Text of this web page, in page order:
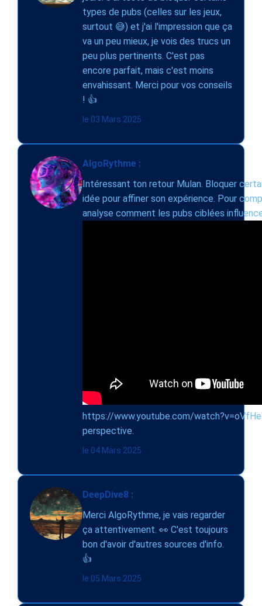
types de pubs (celles sur les jeux,
surtout 😅) et j'ai l'impression que ça
va un peu mieux, je vois des trucs un
peu plus pertinents. C'est pas
encore parfait, mais c'est moins
envahissant. Merci pour vos conseils
! 👍
le 03 Mars 2025
AlgoRythme :
Intéressant ton retour Mulan. Bloquer
idée pour affiner son expérience. Pour
analyse comment les pubs ciblées
https://www.youtube.com/
perspective.
le 04 Mars 2025
DeepDive8 :
Merci AlgoRythme, je vais regarder
ça attentivement. 👀 C'est toujours
bon d'avoir d'autres sources d'info.
👍
le 05 Mars 2025